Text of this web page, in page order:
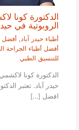
الدكتورة كونا
الروبوتية في
أطباء حيدر آباد , أفضل
أفضل أطباء الجراحة
للتنسيق الطبي
الدكتورة كونا
حيدر آباد. تعتبر
افضل […]